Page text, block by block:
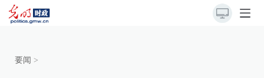
要闻 >